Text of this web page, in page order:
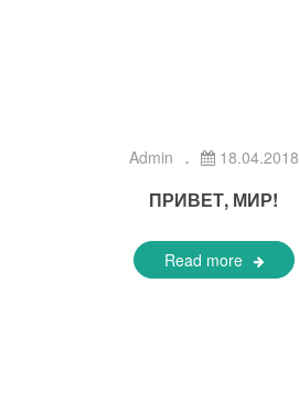
Admin 18.04.2018
ПРИВЕТ, МИР!
Read more